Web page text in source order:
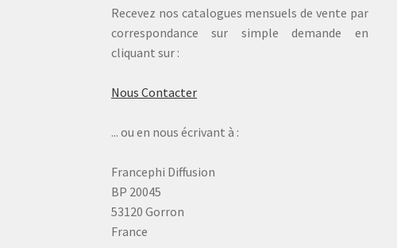
Recevez nos catalogues mensuels de vente par
correspondance sur simple demande en
cliquant sur :
Nous Contacter
... ou en nous écrivant à :
Francephi Diffusion
BP 20045
53120 Gorron
France